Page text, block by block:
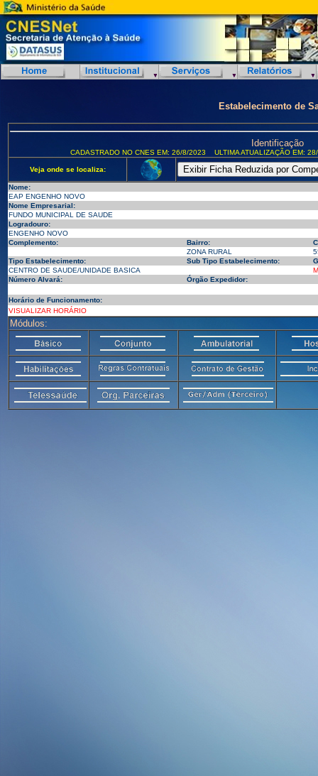
Estabelecimento de
Identificação
CADASTRADO NO CNES EM: 26/8/2023 ULTIMA ATUALIZAÇÃO EM:
Veja onde se localiza:
Nome:
EAP ENGENHO NOVO
Nome Empresarial:
FUNDO MUNICIPAL DE SAUDE
Logradouro:
ENGENHO NOVO
Complemento:
Bairro:
ZONA RURAL
Tipo Estabelecimento:
Sub Tipo Estabelecimento:
CENTRO DE SAUDE/UNIDADE BASICA
Número Alvará:
Órgão Expedidor:
Horário de Funcionamento:
VISUALIZAR HORÁRIO
Módulos: